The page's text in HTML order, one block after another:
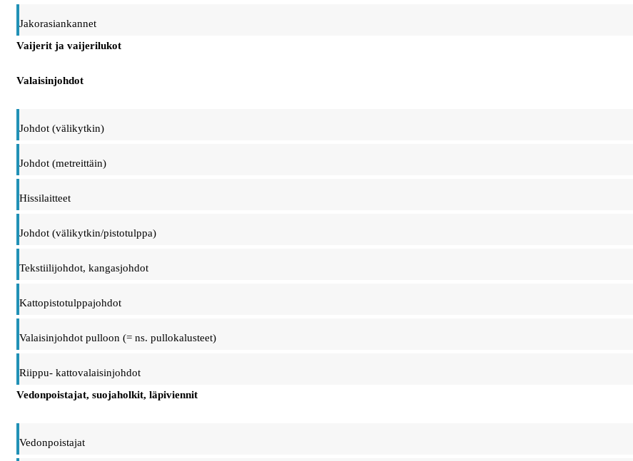
Jakorasiankannet
Vaijerit ja vaijerilukot
Valaisinjohdot
Johdot (välikytkin)
Johdot (metreittäin)
Hissilaitteet
Johdot (välikytkin/pistotulppa)
Tekstiilijohdot, kangasjohdot
Kattopistotulppajohdot
Valaisinjohdot pulloon (= ns. pullokalusteet)
Riippu- kattovalaisinjohdot
Vedonpoistajat, suojaholkit, läpiviennit
Vedonpoistajat